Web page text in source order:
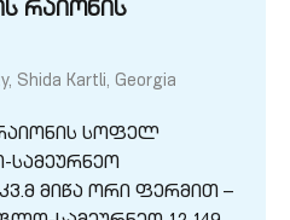
რაიონის
Shida Kartli, Georgia